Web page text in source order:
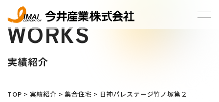
WORKS
実績紹介
TOP > 実績紹介 >集合住宅 > 日神パレステージ竹ノ塚第２